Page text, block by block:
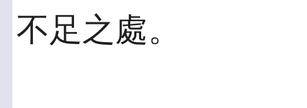
不足之處。